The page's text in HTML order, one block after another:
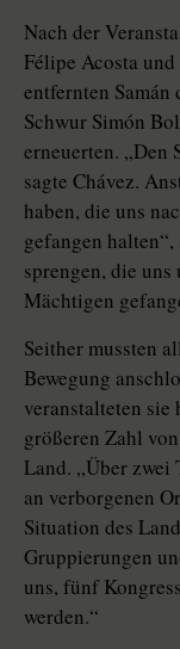
Nach der
Félipe Acosta
entfernten
Schwur Simón
erneuerten. „Den
sagte Chávez.
haben, die uns
gefangen
sprengen, die
Mächtigen
Seither mussten
Bewegung
veranstalteten
größeren Zahl
Land. „Über zwei
an verborgenen
Situation des
Gruppierungen
uns, fünf
werden.“